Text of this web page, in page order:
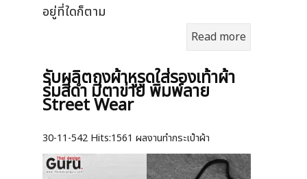
อยู่ที่ใดก็ตาม
Read more
รับผลิตถุงผ้าหูรูดใส่รองเท้าผ้า
ร่มสีดำ มีตาข่าย พิมพ์ลาย
Street Wear
30-11-542 Hits:1561 ผลงานทำกระเป๋าผ้า